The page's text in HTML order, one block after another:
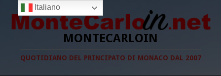
MONTECARLOIN
QUOTIDIANO DEL PRINCIPATO DI MONACO DAL 2007
Italiano